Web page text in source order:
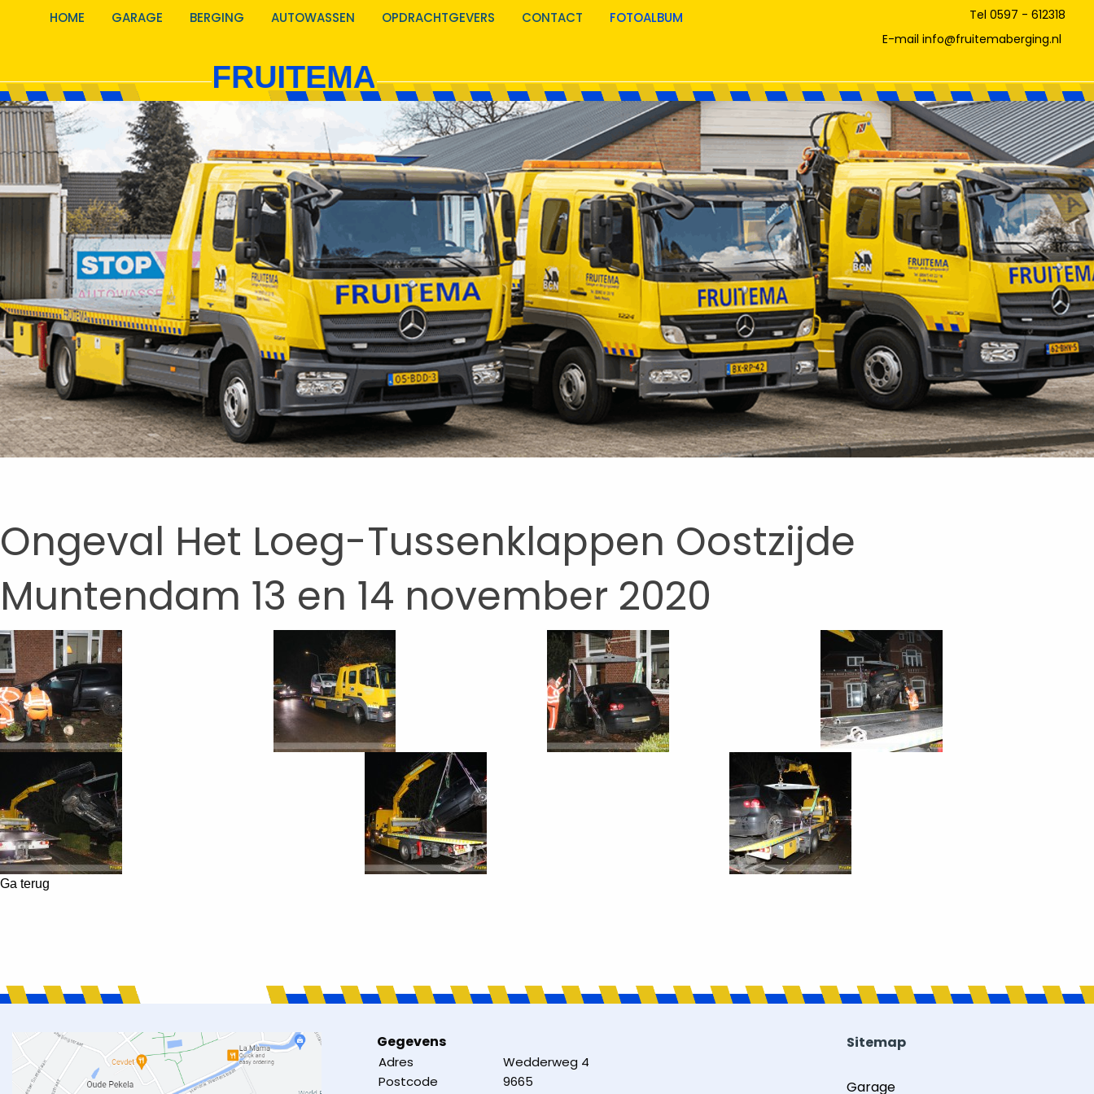
HOME GARAGE BERGING AUTOWASSEN OPDRACHTGEVERS CONTACT FOTOALBUM
Tel 0597 - 612318
E-mail info@fruitemaberging.nl
Ongeval Het Loeg-Tussenklappen Oostzijde
Muntendam 13 en 14 november 2020
Ga terug
Gegevens
Adres
Wedderweg 4
Postcode
9665
Sitemap
Garage